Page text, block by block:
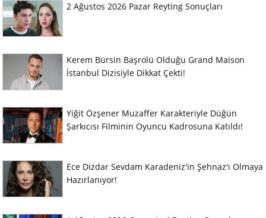
2 Ağustos 2026 Pazar Reyting Sonuçları
Kerem Bürsin Başrolü Olduğu Grand Maison
İstanbul Dizisiyle Dikkat Çekti!
Yiğit Özşener Muzaffer Karakteriyle Düğün
Şarkıcısı Filminin Oyuncu Kadrosuna Katıldı!
Ece Dizdar Sevdam Karadeniz'in Şehnaz'ı Olmaya
Hazırlanıyor!